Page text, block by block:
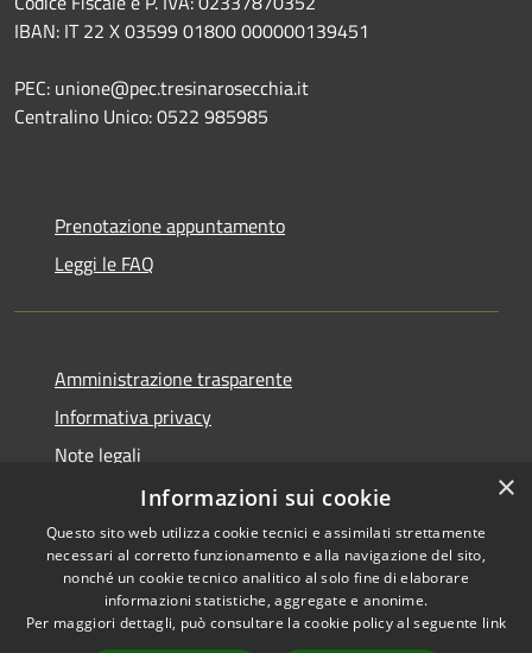
IBAN: IT 22 X 03599 01800 000000139451
PEC: unione@pec.tresinarosecchia.it
Centralino Unico: 0522 985985
Prenotazione appuntamento
Leggi le FAQ
Amministrazione trasparente
Informativa privacy
Note legali
Dichiarazione di accessibilità
RSS
Accessibilità
Copyright © 2026 • Unione
Tresinaro Secchia • Powered
×
Informazioni sui cookie
Questo sito web utilizza cookie tecnici e assimilati strettamente
necessari al corretto funzionamento e alla navigazione del sito,
nonché un cookie tecnico analitico al solo fine di elaborare
informazioni statistiche, aggregate e anonime.
Per maggiori dettagli, può consultare la cookie policy al seguente link